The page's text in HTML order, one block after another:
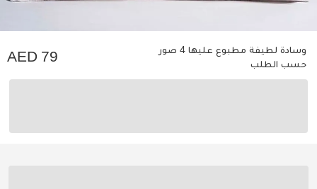
وسادة لطيفة مطبوع عليها 4 صور
حسب الطلب
79